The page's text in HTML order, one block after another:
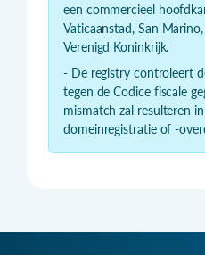
een commercieel
Vaticaanstad, San
Verenigd Koninkrijk.
- De registry controleert
tegen de Codice fiscale
mismatch zal resulteren
domeinregistratie of -